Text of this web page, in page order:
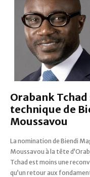
Orabank
technique de
Moussavou
La nomination de Biendi
Moussavou à la tête
Tchad est moins une
qu’un retour aux
gouvernementales, cet
financier de 52 ans avait
réputation dans les
banque